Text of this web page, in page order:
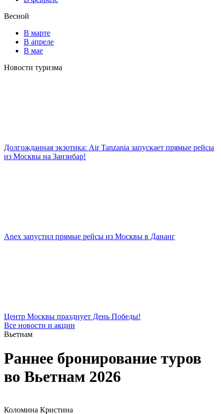
Весной
В марте
В апреле
В мае
Новости туризма
Долгожданная экзотика: Air Tanzania запускает прямые рейсы
из Москвы на Занзибар!
Anex запустил прямые рейсы из Москвы в Дананг
Центр Москвы празднует День Победы!
Все новости и акции
Вьетнам
Раннее бронирование туров
во Вьетнам 2026
Коломина Кристина